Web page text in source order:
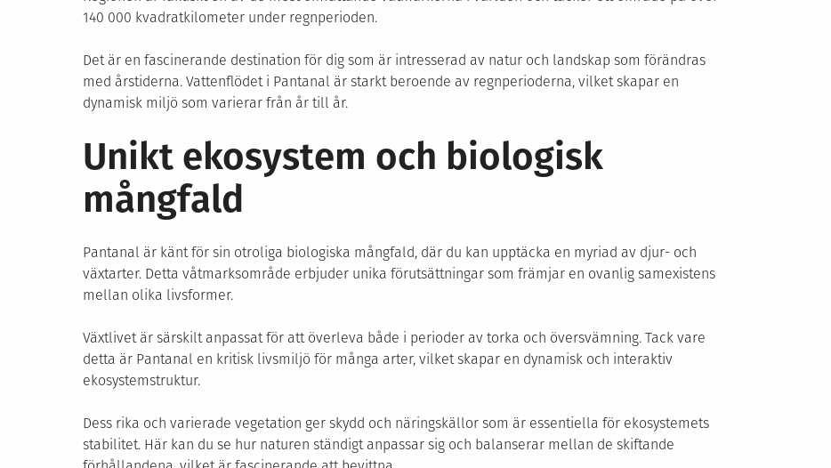
140 000 kvadratkilometer under regnperioden.
Det är en fascinerande destination för dig som är intresserad av natur och landskap som förändras
med årstiderna. Vattenflödet i Pantanal är starkt beroende av regnperioderna, vilket skapar en
dynamisk miljö som varierar från år till år.
Unikt ekosystem och biologisk
mångfald
Pantanal är känt för sin otroliga biologiska mångfald, där du kan upptäcka en myriad av djur- och
växtarter. Detta våtmarksområde erbjuder unika förutsättningar som främjar en ovanlig samexistens
mellan olika livsformer.
Växtlivet är särskilt anpassat för att överleva både i perioder av torka och översvämning. Tack vare
detta är Pantanal en kritisk livsmiljö för många arter, vilket skapar en dynamisk och interaktiv
ekosystemstruktur.
Dess rika och varierade vegetation ger skydd och näringskällor som är essentiella för ekosystemets
stabilitet. Här kan du se hur naturen ständigt anpassar sig och balanserar mellan de skiftande